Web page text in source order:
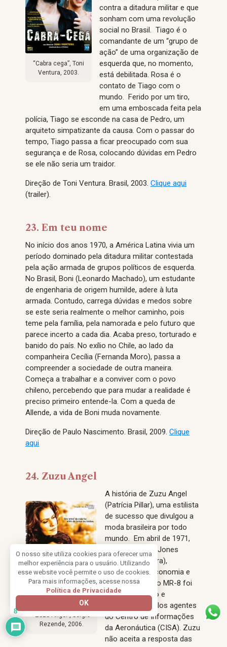
O nosso site utiliza cookies para oferecer uma
melhor experiência para o usuário. Utilizando
esse website você permite o uso de cookies.
Para mais informações, acesse nossa
Política de Privacidade
OK
“Cabra cega”, Toni
Ventura, 2003.
contra a ditadura militar e que
sonham com uma revolução
social no Brasil. Tiago é o
comandante de um “grupo de
ação” de uma organização de
esquerda que, no momento,
está debilitada. Rosa é o
contato de Tiago com o
mundo. Ferido por um tiro,
em uma emboscada feita pela
polícia, Tiago se esconde na casa de Pedro, um
arquiteto simpatizante da causa. Com o passar do
tempo, Tiago passa a ficar preocupado com sua
segurança e de Rosa, colocando dúvidas em Pedro
se ele não seria um traidor.
Direção de Toni Ventura. Brasil, 2003. Clique aqui
(trailer).
23. Em teu nome
No início dos anos 1970, a América Latina vivia um
período dominado pela ditadura militar contestada
pela ação armada de grupos políticos de esquerda.
No Brasil, Boni (Leonardo Machado), um estudante
de engenharia de origem humilde, adere à luta
armada. Contudo, carrega dúvidas e medos sobre
se este seria realmente o melhor caminho, pois
teme pela família, pela namorada e pelo futuro que
parece incerto a cada dia. Acaba preso, torturado e
banido do país. No exílio no Chile, ao lado da
companheira Cecília (Fernanda Moro), passa a
compreender a sociedade de outra maneira.
Começa a trabalhar e a conviver com o povo
chileno, percebendo que para mudar a realidade é
preciso primeiro entende-la. Com a queda de
Allende, a vida de Boni muda novamente.
Direção de Paulo Nascimento. Brasil, 2009. Clique
aqui
24. Zuzu Angel
Rezende, 2006.
A história de Zuzu Angel
(Patrícia Pillar), uma estilista
de sucesso que divulgou a
moda brasileira por todo
mundo. Em abril de 1971,
seu filho Stuart Jones
(Daniel de Oliveira),
estudante de economia e
ativista filiado ao MR-8 foi
preso, torturado e
assassinado pelos agentes
do Centro de Informações
da Aeronáutica (CISA). Zuzu
não aceita a resposta das
8